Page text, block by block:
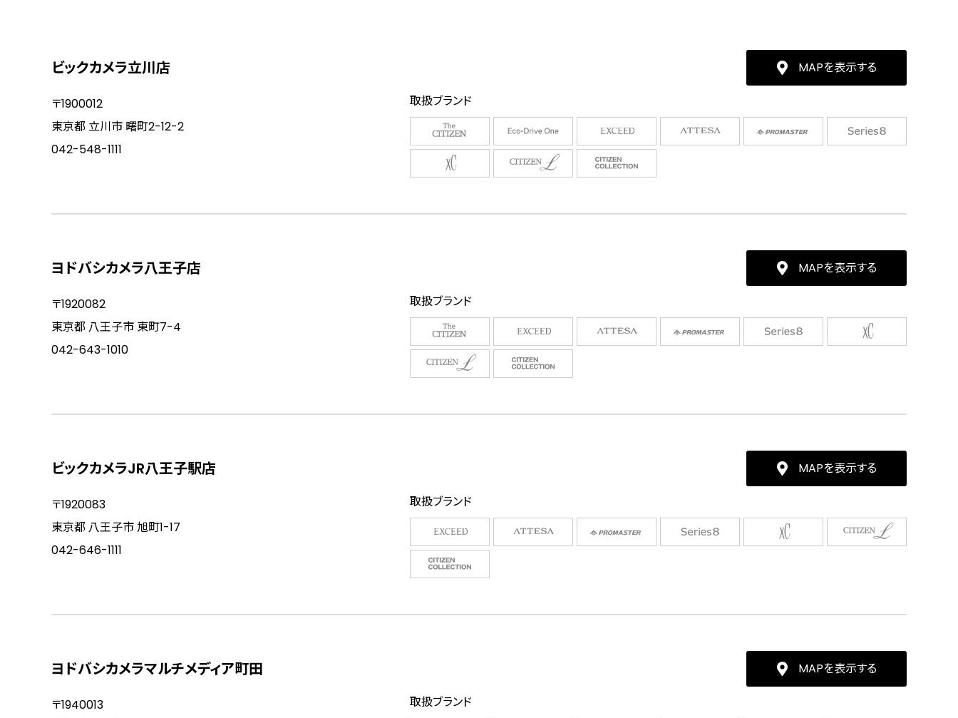
ビックカメラ立川店 MAPを表示する
〒1900012
東京都 立川市 曙町2-12-2
042-548-1111
取扱ブランド
ヨドバシカメラ八王子店 MAPを表示する
〒1920082
東京都 八王子市 東町7-4
042-643-1010
取扱ブランド
ビックカメラJR八王子駅店 MAPを表示する
〒1920083
東京都 八王子市 旭町1-17
042-646-1111
取扱ブランド
ヨドバシカメラマルチメディア町田 MAPを表示する
〒1940013
取扱ブランド